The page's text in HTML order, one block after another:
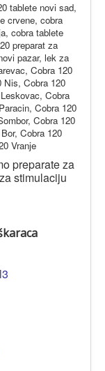
tablete novi sad,
crvene, cobra
cobra tablete
preparat za
pazar, lek za
Cobra 120
Nis, Cobra 120
Cobra
Cobra 120
Cobra 120
Cobra 120
Vranje
preparate za
stimulaciju